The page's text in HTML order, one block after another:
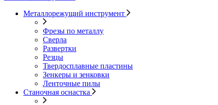
Металлорежущий инструмент
Фрезы по металлу
Сверла
Развертки
Резцы
Твердосплавные пластины
Зенкеры и зенковки
Ленточные пилы
Станочная оснастка